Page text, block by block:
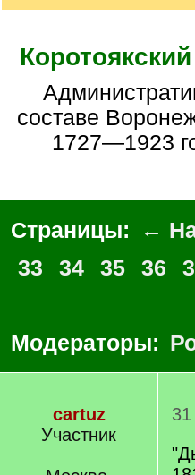
Административно-территориальная единица в
составе
1727—1923
Страницы: ←
33
34 35 36
Модераторы:
cartuz
Участник